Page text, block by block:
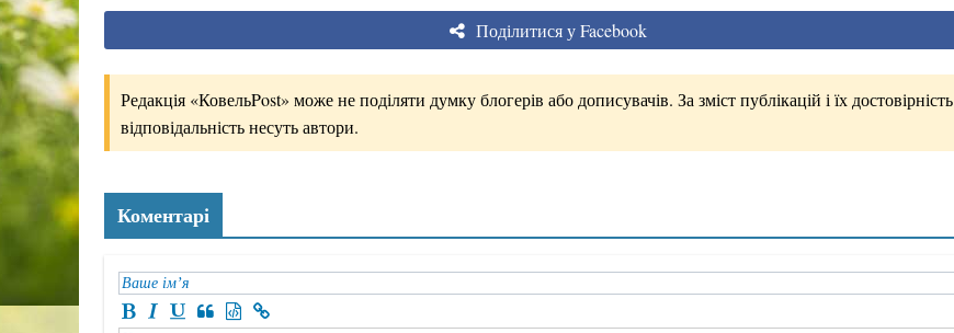
Поділитися у Facebook
Редакція «КовельPost» може не поділяти думку блогерів або дописувачів. За зміст публікацій і їх достовірність
відповідальність несуть автори.
Коментарі